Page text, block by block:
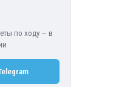
по ходу — в